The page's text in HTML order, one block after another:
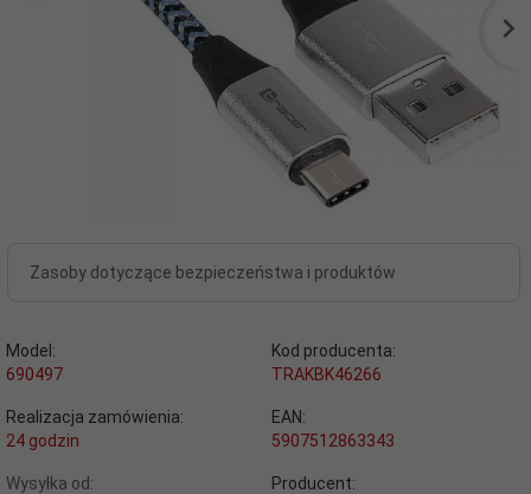
Zasoby dotyczące bezpieczeństwa i produktów
Model:
690497
Kod producenta:
TRAKBK46266
Realizacja zamówienia:
24 godzin
EAN:
5907512863343
Wysyłka od:
Producent: